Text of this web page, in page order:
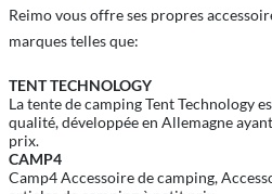
Reimo vous offre ses propres
marques telles que:
TENT TECHNOLOGY
La tente de camping Tent Technology
qualité, développée en Allemagne
prix.
CAMP4
Camp4 Accessoire de camping,